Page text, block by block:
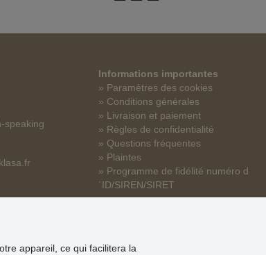
speaking
Informations importantes
» Paramètres des cookies
» Conditions générales
» Livraison et paiement
» Règles de confidentialité
» Questions fréquentes
» Plaintes
» Programme de fidélité numéro d
´ID/SIREN/SIRET
appareil, ce qui facilitera la